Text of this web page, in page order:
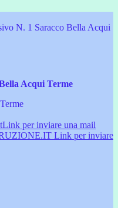
N. 1 Saracco Bella Acqui
Acqui Terme
Link per inviare una mail
Link per inviare